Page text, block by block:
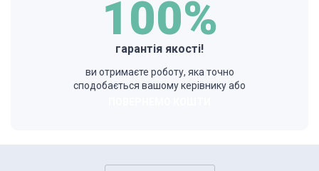
100%
гарантія якості!
ви отримаєте роботу, яка точно
сподобається вашому керівнику або